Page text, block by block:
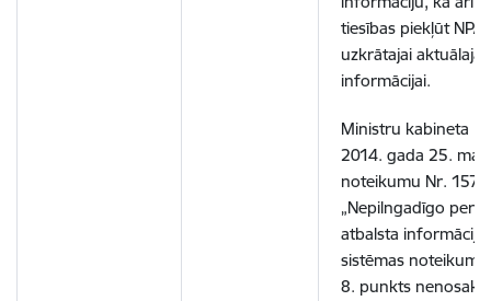
tiesības piekļūt
uzkrātajai aktuālajai
informācijai.
Ministru kabineta
2014. gada 25.
noteikumu Nr. 157
„Nepilngadīgo
atbalsta
sistēmas noteikumi”
8. punkts nenosaka